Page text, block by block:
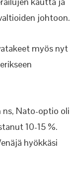
johtoon.
myös nyt
ns, Nato-optio oli
10-15 %.
hyökkäsi